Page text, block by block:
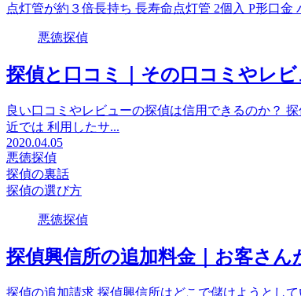
点灯管が約３倍長持ち 長寿命点灯管 2個入 P形口金
悪徳探偵
探偵と口コミ｜その口コミやレ
良い口コミやレビューの探偵は信用できるのか？
近では 利用したサ...
2020.04.05
悪徳探偵
探偵の裏話
探偵の選び方
悪徳探偵
探偵興信所の追加料金｜お客さ
探偵の追加請求 探偵興信所はどこで儲けようとし